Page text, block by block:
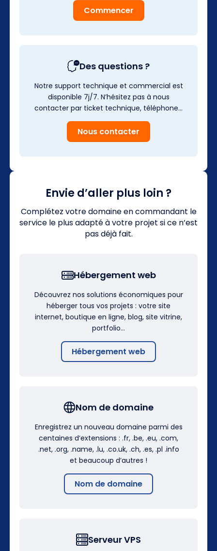
Commencer
Des questions ?
Notre support technique et commercial est
disponible 7j/7. N’hésitez pas à nous
contacter par ticket technique, téléphone…
Nous contacter
Envie d’aller plus loin ?
Complétez votre domaine en commandant le
service le plus adapté à votre projet si ce n’est
pas déjà fait.
Hébergement web
Découvrez nos solutions économiques pour
héberger tous vos projets : votre site
internet, boutique en ligne, blog, site vitrine,
portfolio…
Hébergement web
Nom de domaine
Enregistrez un nouveau domaine parmi des
centaines d’extensions : .fr, .be, .eu, .com,
.net, .org, .name, .lu, .co.uk, .ch, .es, .pl .info
et beaucoup d’autres !
Nom de domaine
Serveur VPS